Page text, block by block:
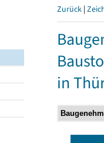
Zurück |
in